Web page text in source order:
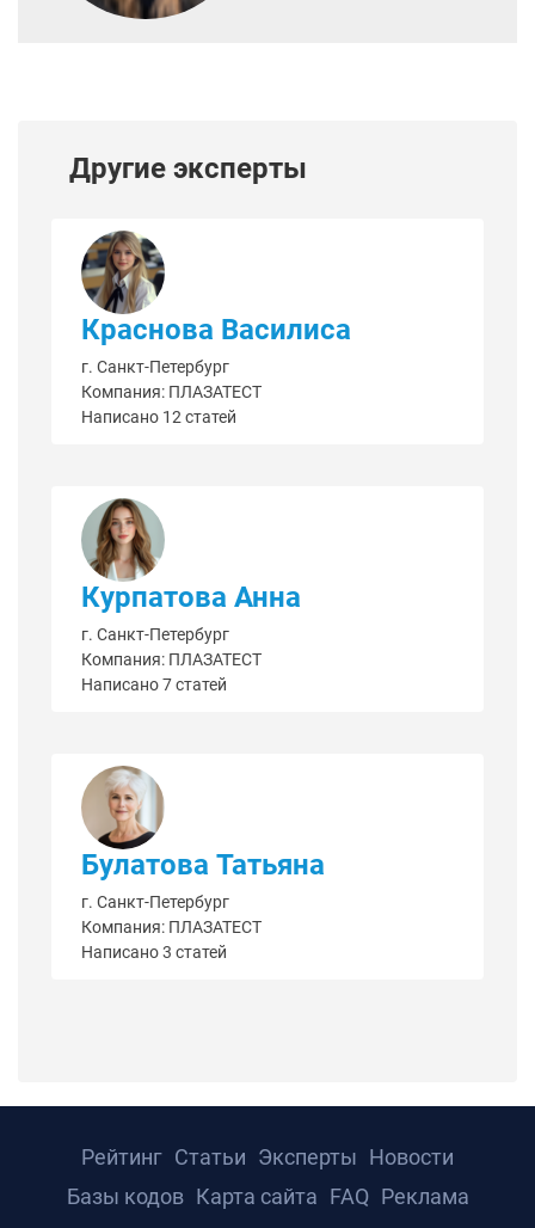
Другие эксперты
Краснова Василиса
г. Санкт-Петербург
Компания: ПЛАЗАТЕСТ
Написано 12 статей
Курпатова Анна
г. Санкт-Петербург
Компания: ПЛАЗАТЕСТ
Написано 7 статей
Булатова Татьяна
г. Санкт-Петербург
Компания: ПЛАЗАТЕСТ
Написано 3 статей
Рейтинг Статьи Эксперты Новости
Базы кодов Карта сайта FAQ Реклама